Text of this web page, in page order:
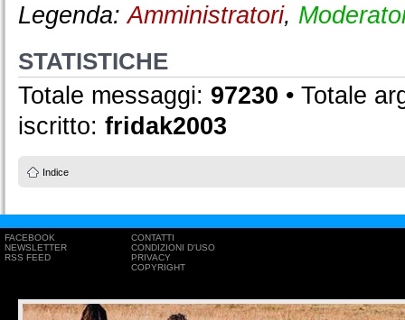
Legenda:Amministratori,
STATISTICHE
Totale messaggi: 97230 • Totale
iscritto: fridak2003
Indice
FACEBOOK
NEWSLETTER
RSS FEED
CONTATTI
CONDIZIONI D'USO
PRIVACY
COPYRIGHT